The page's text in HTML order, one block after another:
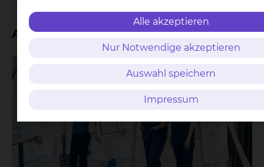
Aktuelles
Alle akzeptieren
Nur Notwendige akzeptieren
Auswahl speichern
Impressum